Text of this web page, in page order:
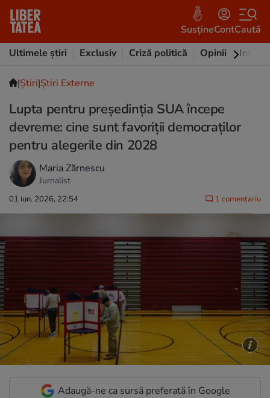
SusțineContCaută
Ultimele știri
Exclusiv Criză politică Opinii
|Ştiri|Știri Externe
Lupta pentru președinția SUA începe
devreme: cine sunt favoriții democraților
pentru alegerile din 2028
Maria Zărnescu
Jurnalist
01 iun. 2026, 22:54 1 comentariu
Adaugă-ne ca sursă preferată în Google